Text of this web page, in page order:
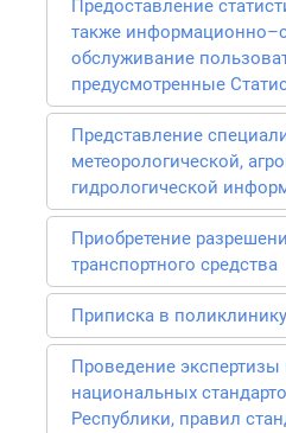
Предоставление
также
обслуживание
предусмотренные
Представление
метеорологической,
гидрологической
Приобретение
транспортного средства
Приписка в поликлинику
Проведение экспертизы
национальных
Республики, правил